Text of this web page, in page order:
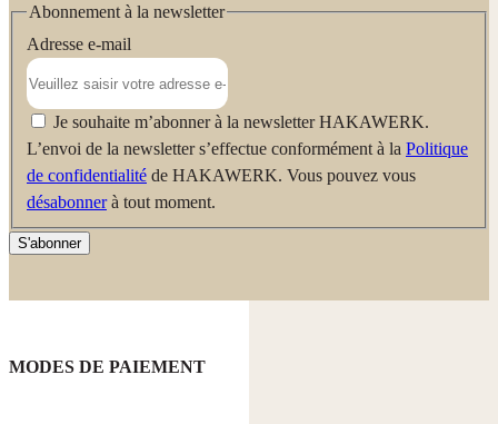
Éco-performance Ami des fosses septiques: Sans désinfectants,
colorants ni conservateurs, ce produit est idéal pour les foyers
équipés de stations de phyto-épuration ou de fosses septiques
individuelles.
Abonnement à la newsletter
Adresse e-mail
Je souhaite m’abonner à la newsletter HAKAWERK.
L’envoi de la newsletter s’effectue conformément à la Politique
de confidentialité de HAKAWERK. Vous pouvez vous
désabonnerà tout moment.
S'abonner
MODES DE PAIEMENT